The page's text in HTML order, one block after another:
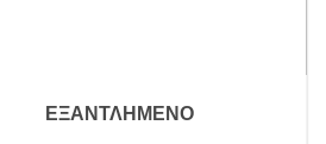
ΕΞΑΝΤΛΗΜΈΝΟ